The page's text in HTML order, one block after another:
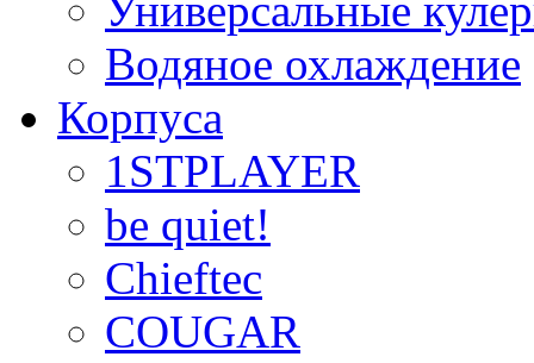
Универсальные
Водяное охлаждение
Корпуса
1STPLAYER
be quiet!
Chieftec
COUGAR